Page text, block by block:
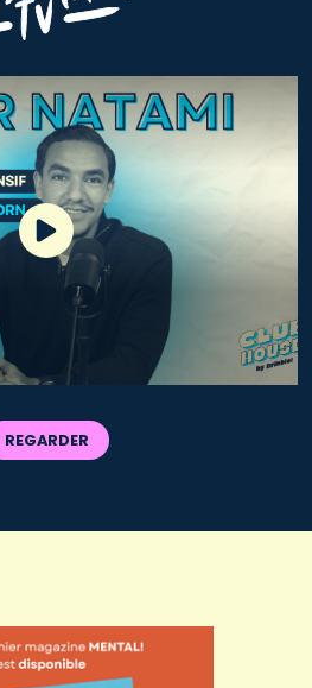
REGARDER